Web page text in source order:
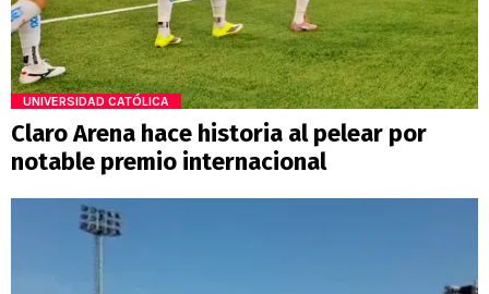
UNIVERSIDAD CATÓLICA
Claro Arena hace historia al pelear por
notable premio internacional